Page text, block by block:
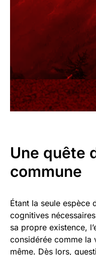
Une quête
commune
Étant la seule espèce
cognitives
sa propre existence,
considérée comme la
même. Dès lors,